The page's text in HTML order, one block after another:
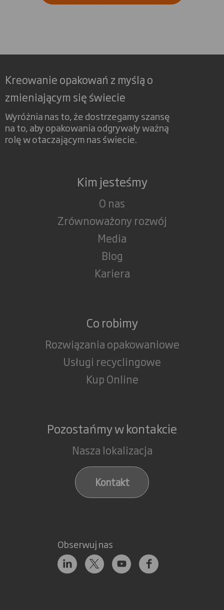
Kreowanie opakowań z myślą o
zmieniającym się świecie
Wyróżnia nas to, że dostrzegamy szansę
na to, aby opakowania odgrywały ważną
rolę w otaczającym nas świecie.
Kim jesteśmy
O nas
Zrównoważony rozwój
Media
Blog
Kariera
Co robimy
Rozwiązania opakowaniowe
Usługi recyclingowe
Kup Online
Pozostańmy w kontakcie
Nasza lokalizacja
Kontakt
Obserwuj nas